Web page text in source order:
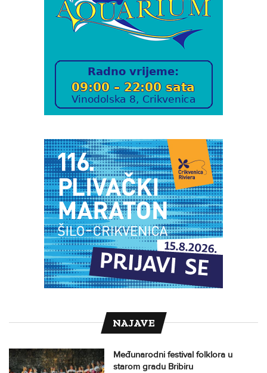
NAJAVE
Međunarodni festival folklora u
starom gradu Bribiru